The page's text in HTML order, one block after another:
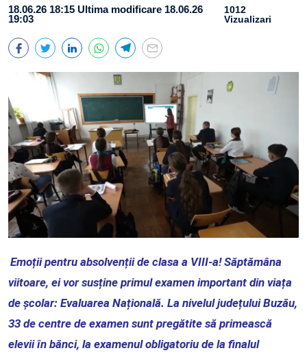
18.06.26 18:15 Ultima modificare 18.06.26
19:03
1012
Vizualizari
Emoții pentru absolvenții de clasa a VIII‑a! Săptămâna
viitoare, ei vor susține primul examen important din viața
de școlar: Evaluarea Națională. La nivelul județului Buzău,
33 de centre de examen sunt pregătite să primească
elevii în bănci, la examenul obligatoriu de la finalul